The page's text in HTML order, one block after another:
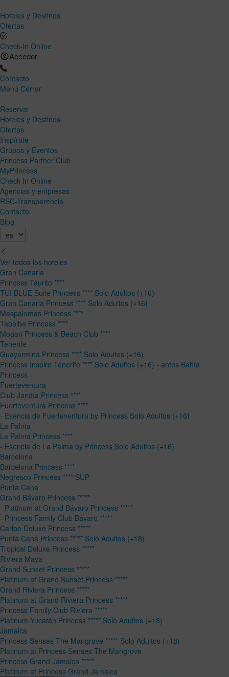
Hoteles y Destinos
Ofertas
Check-In Online
Acceder
Contacto
Menú Cerrar
Reservar
Hoteles y Destinos
Ofertas
Inspírate
Grupos y Eventos
Princess Partner Club
MyPrincess
Check-In Online
Agencias y empresas
RSC-Transparencia
Contacto
Blog
Ver todos los hoteles
Gran Canaria
Princess Taurito ****
TUI BLUE Suite Princess **** Solo Adultos (+16)
Gran Canaria Princess **** Solo Adultos (+16)
Maspalomas Princess ****
Tabaiba Princess ****
Mogan Princess & Beach Club ****
Tenerife
Guayarmina Princess **** Solo Adultos (+16)
Princess Inspire Tenerife **** Solo Adultos (+16) - antes Bahía
Princess
Fuerteventura
Club Jandía Princess ****
Fuerteventura Princess ****
- Esencia de Fuerteventura by Princess Solo Adultos (+16)
La Palma
La Palma Princess ****
- Esencia de La Palma by Princess Solo Adultos (+16)
Barcelona
Barcelona Princess ****
Negresco Princess **** SUP
Punta Cana
Grand Bávaro Princess *****
- Platinum at Grand Bávaro Princess *****
- Princess Family Club Bávaro *****
Caribe Deluxe Princess *****
Punta Cana Princess ***** Solo Adultos (+18)
Tropical Deluxe Princess *****
Riviera Maya
Grand Sunset Princess *****
Platinum at Grand Sunset Princess *****
Grand Riviera Princess *****
Platinum at Grand Riviera Princess *****
Princess Family Club Riviera *****
Platinum Yucatán Princess ***** Solo Adultos (+18)
Jamaica
Princess Senses The Mangrove ***** Solo Adultos (+18)
Platinum at Princess Senses The Mangrove
Princess Grand Jamaica *****
Platinum at Princess Grand Jamaica